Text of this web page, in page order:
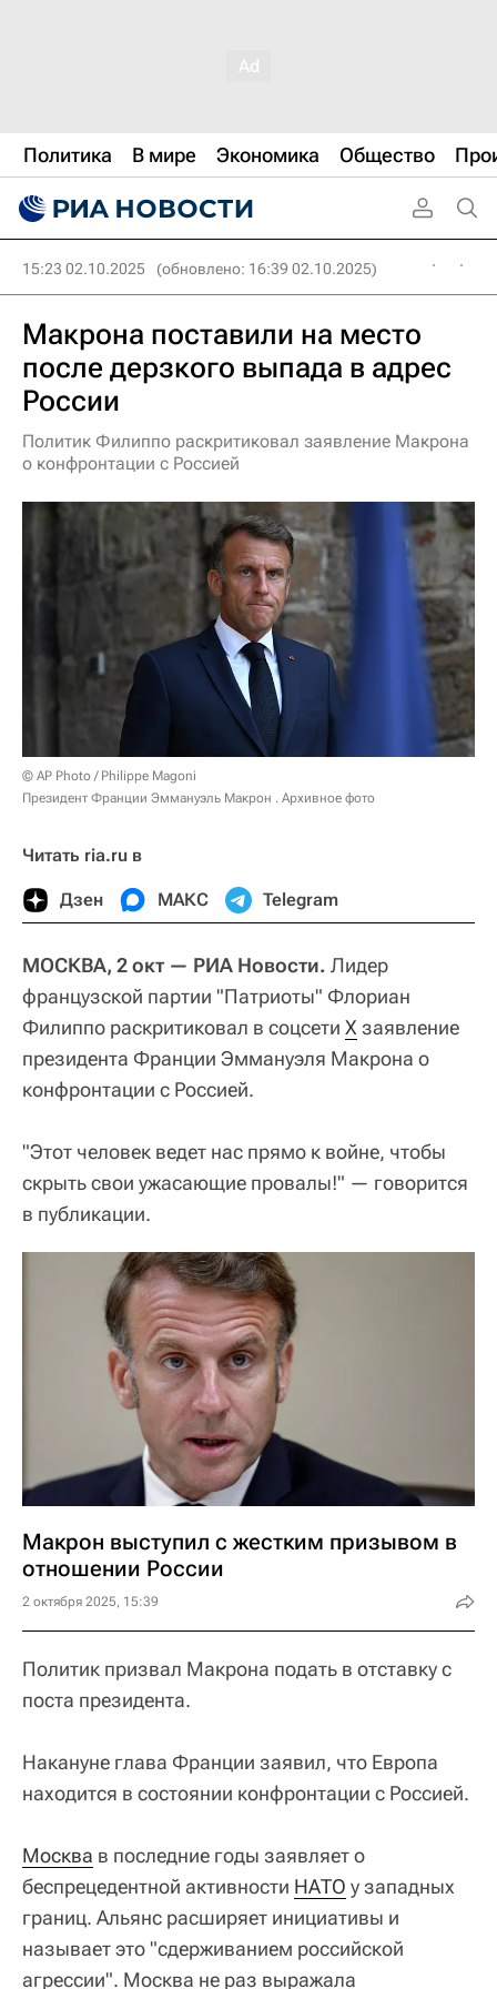
Политика В мире Экономика Общество
15:23 02.10.2025 (обновлено: 16:39 02.10.2025)
Макрона поставили на место
после дерзкого выпада в адрес
России
Политик Филиппо раскритиковал заявление Макрона
о конфронтации с Россией
© AP Photo / Philippe Magoni
Президент Франции Эммануэль Макрон . Архивное фото
Читать ria.ru в
Дзен МАКС Telegram
МОСКВА, 2 окт — РИА Новости. Лидер
французской партии "Патриоты" Флориан
Филиппо раскритиковал в соцсети X заявление
президента Франции Эммануэля Макрона о
конфронтации с Россией.
"Этот человек ведет нас прямо к войне, чтобы
скрыть свои ужасающие провалы!" — говорится
в публикации.
Макрон выступил с жестким призывом в
отношении России
2 октября 2025, 15:39
Политик призвал Макрона подать в отставку с
поста президента.
Накануне глава Франции заявил, что Европа
находится в состоянии конфронтации с Россией.
Москва в последние годы заявляет о
беспрецедентной активности НАТО у западных
границ. Альянс расширяет инициативы и
называет это "сдерживанием российской
агрессии". Москва не раз выражала